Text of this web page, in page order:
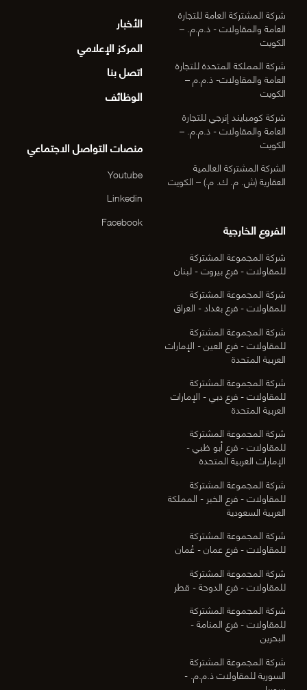
شركة المشتركة العامة للتجارة
العامة والمقاولات - ذ.م.م. –
الكويت
شركة المملكة المتحدة للتجارة
العامة والمقاولات- ذ.م.م –
الكويت
شركة كومبايند إنرجي للتجارة
العامة والمقاولات - ذ.م.م. –
الكويت
الشركة المشتركة العالمية
العقارية (ش. م. ك. م.) – الكويت
الفروع الخارجية
شركة المجموعة المشتركة
للمقاولات - فرع بيروت - لبنان
شركة المجموعة المشتركة
للمقاولات - فرع بغداد - العراق
شركة المجموعة المشتركة
للمقاولات - فرع العين - الإمارات
العربية المتحدة
شركة المجموعة المشتركة
للمقاولات - فرع دبي - الإمارات
العربية المتحدة
شركة المجموعة المشتركة
للمقاولات - فرع أبو ظبي -
الإمارات العربية المتحدة
شركة المجموعة المشتركة
للمقاولات - فرع الخبر - المملكة
العربية السعودية
شركة المجموعة المشتركة
للمقاولات - فرع عمان - عُمان
شركة المجموعة المشتركة
للمقاولات - فرع الدوحة - قطر
شركة المجموعة المشتركة
للمقاولات - فرع المنامة -
البحرين
شركة المجموعة المشتركة
السورية للمقاولات ذ.م.م. -
الأخبار
المركز الإعلامي
اتصل بنا
الوظائف
منصات التواصل الاجتماعي
Youtube
Linkedin
Facebook